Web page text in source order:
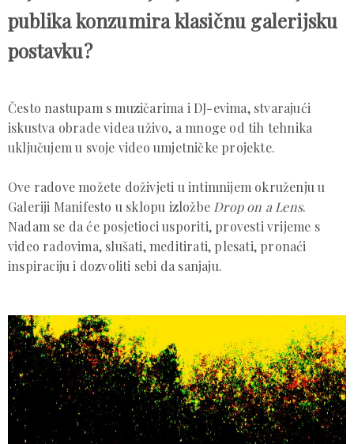
publika konzumira klasičnu galerijsku
postavku?
Često nastupam s muzičarima i DJ-evima, stvarajući
iskustva obrade videa uživo, a mnoge od tih tehnika
uključujem u svoje video umjetničke projekte.
Ove radove možete doživjeti u intimnijem okruženju u
Galeriji Manifesto u sklopu izložbe Drop on a Lens.
Nadam se da će posjetioci usporiti, provesti vrijeme s
video radovima, slušati, meditirati, plesati, pronaći
inspiraciju i dozvoliti sebi da sanjaju.